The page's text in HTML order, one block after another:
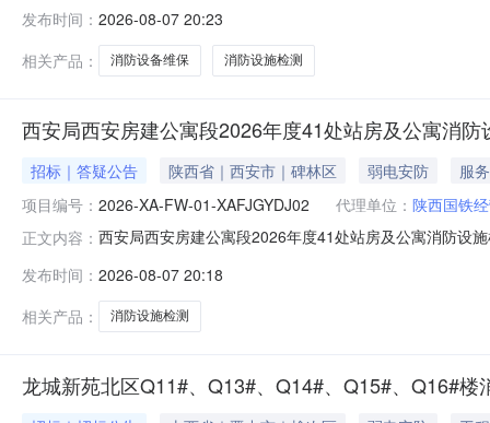
预成交结果公示如下：一、预成交供应商名单及相关信
发布时间： 2026-08-07 20:23
相关产品：
消防设备维保 消防设施检测
西安局西安房建公寓段2026年度41处站房及公寓消
招标｜答疑公告 陕西省｜西安市｜碑林区 弱电安防
服务
项目编号： 2026-XA-FW-01-XAFJGYDJ02 代理单位： 陕西国铁
正文内容： 西安局西安房建公寓段2026年度41处站房及公寓消防设
建筑面积为多少平方米，烦请予以列明回复：西安北站
发布时间： 2026-08-07 20:18
相关产品：
消防设施检测
龙城新苑北区Q11#、Q13#、Q14#、Q15#、Q16#